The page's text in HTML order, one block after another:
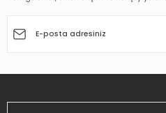
Ürün açıklamasında eksik